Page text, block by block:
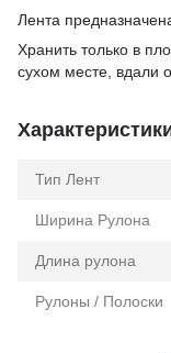
Лента
Хранить только в
сухом месте, вдали
Тип Лент
Ширина Рулона
Длина рулона
Рулоны / Полоски